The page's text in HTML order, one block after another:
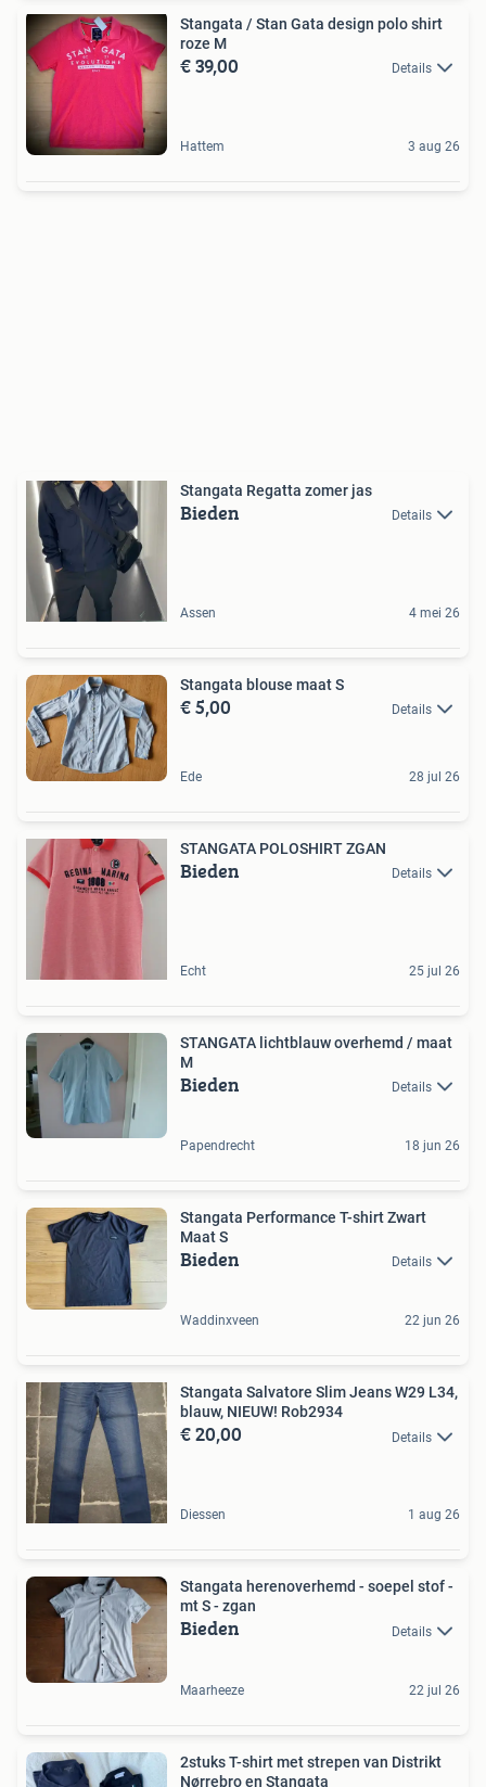
Stangata / Stan Gata design polo shirt
roze M
€ 39,00 Details
Hattem 3 aug 26
Stangata Regatta zomer jas
Bieden Details
Assen 4 mei 26
Stangata blouse maat S
€ 5,00 Details
Ede 28 jul 26
STANGATA POLOSHIRT ZGAN
Bieden Details
Echt 25 jul 26
STANGATA lichtblauw overhemd / maat
M
Bieden Details
Papendrecht 18 jun 26
Stangata Performance T-shirt Zwart
Maat S
Bieden Details
Waddinxveen 22 jun 26
Stangata Salvatore Slim Jeans W29 L34,
blauw, NIEUW! Rob2934
€ 20,00 Details
Diessen 1 aug 26
Stangata herenoverhemd - soepel stof -
mt S - zgan
Bieden Details
Maarheeze 22 jul 26
2stuks T-shirt met strepen van Distrikt
Nørrebro en Stangata